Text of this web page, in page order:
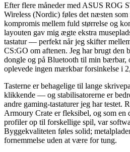
Efter flere måneder med ASUS ROG
Wireless (Nordic) føles det næsten
kompromis mellem fuld størrelse og
layouten gav mig ægte ekstra
tastatur — perfekt når jeg skifter
CS:GO om aftenen. Jeg har brugt den
dongle og på Bluetooth til min bærbar,
oplevede ingen mærkbar forsinkelse i
Tasterne er behagelige til lange
klikkende — og stabilisatorerne er
andre gaming-tastaturer jeg har testet.
Armoury Crate er fleksibel, og som en
profiler op til forskellige spil, var
Byggekvaliteten føles solid;
fornemmelse uden at være for tung.